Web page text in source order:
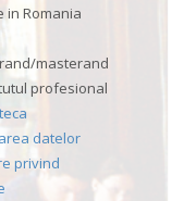
in Romania
masterand
profesional
datelor
privind